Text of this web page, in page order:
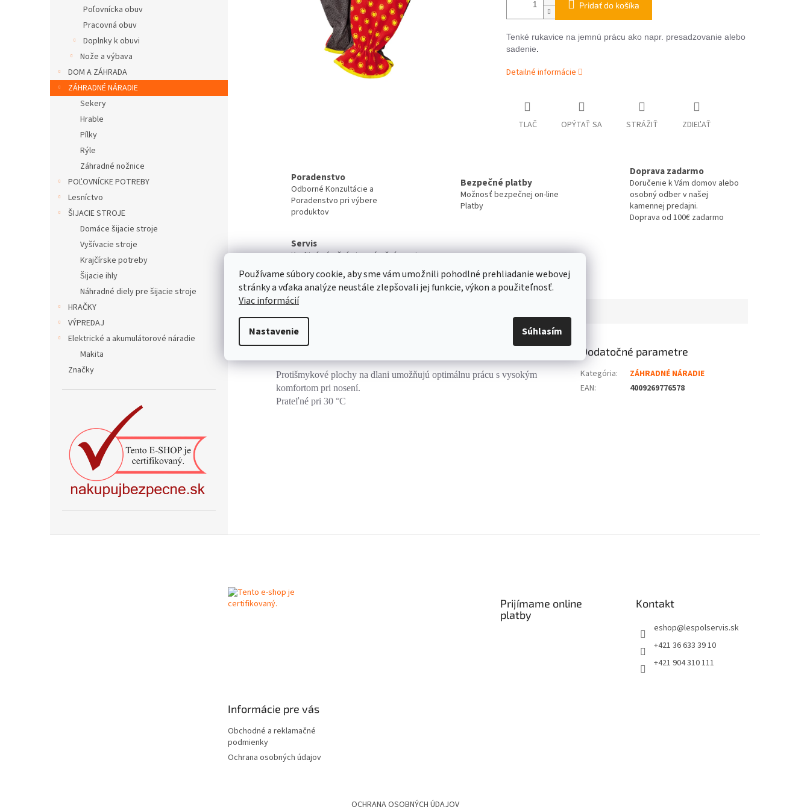
Používame súbory cookie, aby sme vám umožnili pohodlné prehliadanie webovej
stránky a vďaka analýze neustále zlepšovali jej funkcie, výkon a použiteľnosť.
Viac informácií
Nastavenie Súhlasím
Poľovnícka obuv
Pracovná obuv
Doplnky k obuvi
Nože a výbava
DOM A ZÁHRADA
ZÁHRADNÉ NÁRADIE
Sekery
Hrable
Pílky
Rýle
Záhradné nožnice
POĽOVNÍCKE POTREBY
Lesníctvo
ŠIJACIE STROJE
Domáce šijacie stroje
Vyšívacie stroje
Krajčírske potreby
Šijacie ihly
Náhradné diely pre šijacie stroje
HRAČKY
VÝPREDAJ
Elektrické a akumulátorové náradie
Makita
Značky
Pridať do košíka
Tenké rukavice na jemnú prácu ako napr. presadzovanie alebo
sadenie.
Detailné informácie
TLAČ OPÝTAŤ SA STRÁŽIŤ ZDIEĽAŤ
Poradenstvo
Odborné Konzultácie a
Poradenstvo pri výbere
produktov
Bezpečné platby
Možnosť bezpečnej on-line
Platby
Doprava zadarmo
Doručenie k Vám domov alebo
osobný odber v našej
kamennej predajni.
Doprava od 100€ zadarmo
Servis
Kvalitný záručný aj pozáručný servis
Viac o našich servisných službách ....
Protišmykové plochy na dlani umožňujú optimálnu prácu s vysokým
komfortom pri nosení.
Prateľné pri 30 °C
Dodatočné parametre
Kategória:
ZÁHRADNÉ NÁRADIE
EAN: 4009269776578
Prijímame online
platby
Kontakt
eshop@lespolservis.sk
+421 36 633 39 10
+421 904 310 111
Informácie pre vás
Obchodné a reklamačné
podmienky
Ochrana osobných údajov
OCHRANA OSOBNÝCH ÚDAJOV